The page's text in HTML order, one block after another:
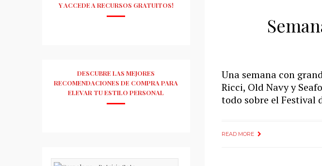
Una semana con
Ricci, Old Navy y
todo sobre el Festival
READ MORE
Y ACCEDE A RECURSOS GRATUITOS!
DESCUBRE LAS MEJORES
RECOMENDACIONES DE COMPRA PARA
ELEVAR TU ESTILO PERSONAL